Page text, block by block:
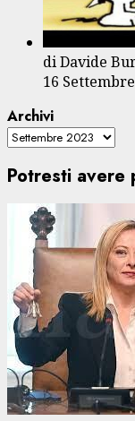
di Davide
16
Archivi
Potresti avere